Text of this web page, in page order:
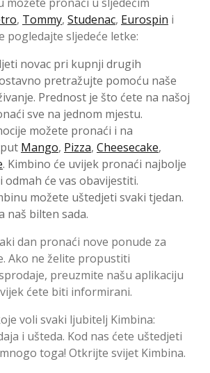
, Tommy, Studenac, Eurospin i
pogledajte sljedeće letke:
novac pri kupnji drugih
pretražujte pomoću naše
Prednost je što ćete na našoj
sve na jednom mjestu.
možete pronaći i na
Mango, Pizza, Cheesecake,
. Kimbino će uvijek pronaći najbolje
odmah će vas obavijestiti.
možete uštedjeti svaki tjedan.
naš bilten sada.
dan pronaći nove ponude za
Ako ne želite propustiti
preuzmite našu aplikaciju
ćete biti informirani.
voli svaki ljubitelj Kimbina:
i ušteda. Kod nas ćete uštedjeti
toga! Otkrijte svijet Kimbina.